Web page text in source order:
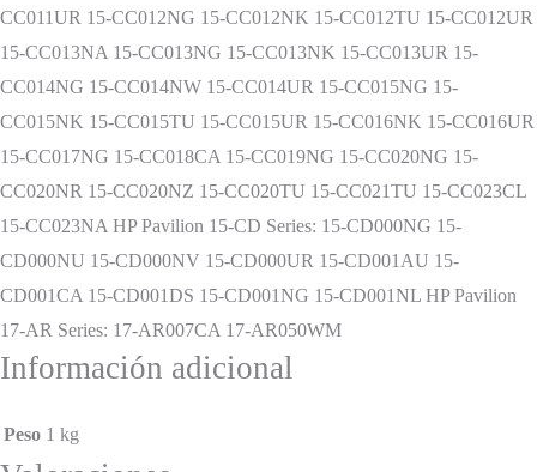
CC011UR 15-CC012NG 15-CC012NK 15-CC012TU 15-CC012UR
15-CC013NA 15-CC013NG 15-CC013NK 15-CC013UR 15-
CC014NG 15-CC014NW 15-CC014UR 15-CC015NG 15-
CC015NK 15-CC015TU 15-CC015UR 15-CC016NK 15-CC016UR
15-CC017NG 15-CC018CA 15-CC019NG 15-CC020NG 15-
CC020NR 15-CC020NZ 15-CC020TU 15-CC021TU 15-CC023CL
15-CC023NA HP Pavilion 15-CD Series: 15-CD000NG 15-
CD000NU 15-CD000NV 15-CD000UR 15-CD001AU 15-
CD001CA 15-CD001DS 15-CD001NG 15-CD001NL HP Pavilion
17-AR Series: 17-AR007CA 17-AR050WM
Información adicional
Peso 1 kg